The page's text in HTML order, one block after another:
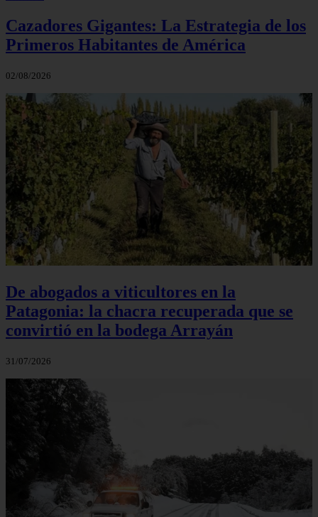
Cazadores Gigantes: La Estrategia de los
Primeros Habitantes de América
02/08/2026
De abogados a viticultores en la
Patagonia: la chacra recuperada que se
convirtió en la bodega Arrayán
31/07/2026